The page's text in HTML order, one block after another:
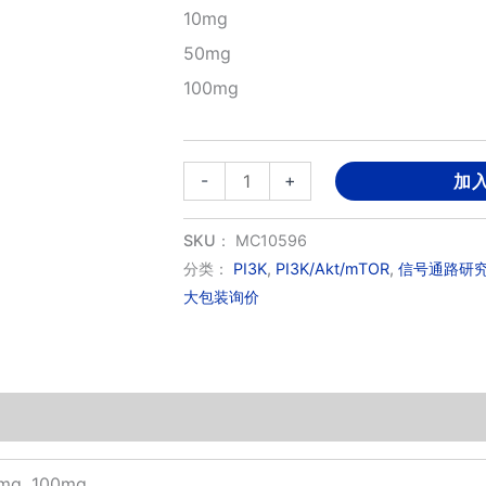
10mg
50mg
100mg
-
Acalisib
数
量
+ 加
SKU： MC10596
分类： PI3K, PI3K/Akt/mTOR, 信号通路研
大包装询价